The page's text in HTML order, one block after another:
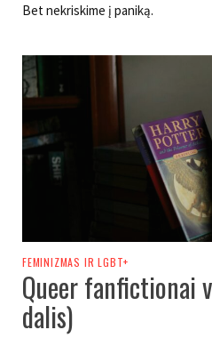
Bet nekriskime į paniką.
FEMINIZMAS IR LGBT+
Queer fanfictionai
dalis)